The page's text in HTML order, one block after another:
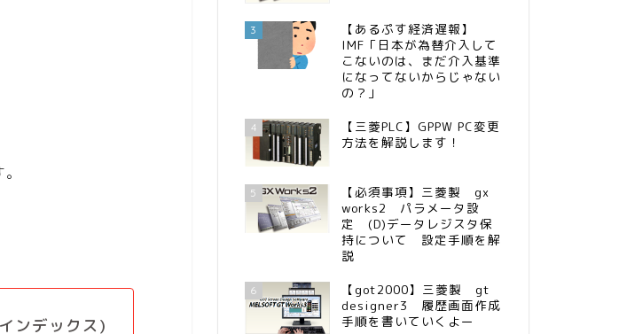
ンデックス)
3
【あるぷす経済遅報】
IMF「日本が為替介入して
こないのは、まだ介入基準
になってないからじゃない
の？」
4
【三菱PLC】GPPW PC変更
方法を解説します！
5
【必須事項】三菱製 gx
works2 パラメータ設
定 (D)データレジスタ保
持について 設定手順を解
説
6
【got2000】三菱製 gt
designer3 履歴画面作成
手順を書いていくよー